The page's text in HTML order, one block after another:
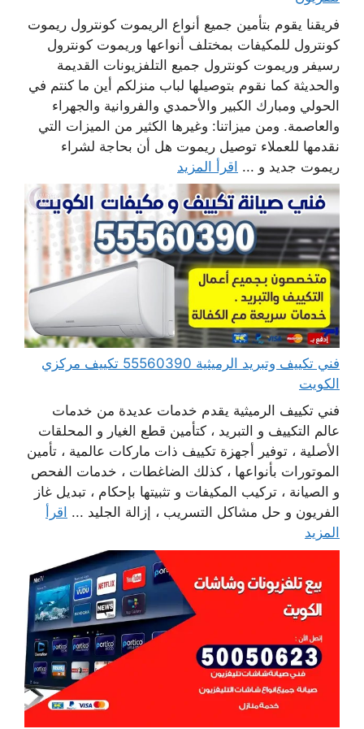
فريقنا يقوم بتأمين جميع أنواع الريموت كونترول ريموت
كونترول للمكيفات بمختلف أنواعها وريموت كونترول
رسيفر وريموت كونترول جميع التلفزيونات القديمة
والحديثة كما نقوم بتوصيلها لباب منزلكم أين ما كنتم في
الحولي ومبارك الكبير والأحمدي والفروانية والجهراء
والعاصمة. ومن ميزاتنا: وغيرها الكثير من الميزات التي
نقدمها للعملاء توصيل ريموت هل أن بحاجة لشراء
ريموت جديد و ... اقرأ المزيد
فني تكييف وتبريد الرميثية 55560390 تكييف مركزي
الكويت
فني تكييف الرميثية يقدم خدمات عديدة من خدمات
عالم التكييف و التبريد ، كتأمين قطع الغيار و المحلقات
الأصلية ، توفير أجهزة تكييف ذات ماركات عالمية ، تأمين
الموتورات بأنواعها ، كذلك الضاغطات ، خدمات الفحص
و الصيانة ، تركيب المكيفات و تثبيتها بإحكام ، تبديل غاز
الفريون و حل مشاكل التسريب ، إزالة الجليد ... اقرأ
المزيد